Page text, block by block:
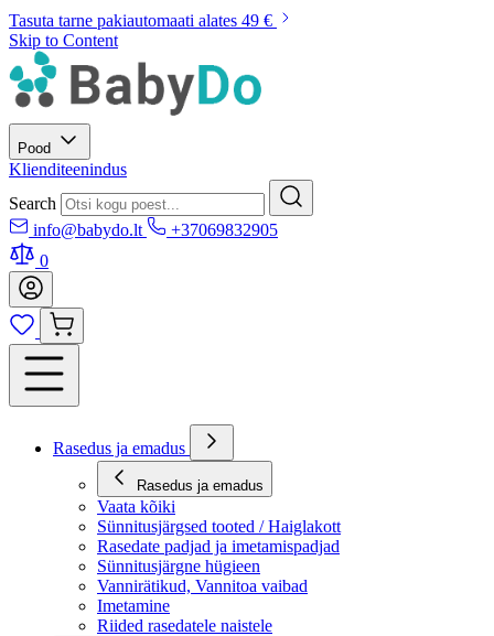
Tasuta tarne pakiautomaati alates 49 €
Skip to Content
Pood
Klienditeenindus
Search
info@babydo.lt
+37069832905
0
Rasedus ja emadus
Rasedus ja emadus
Vaata kõiki
Sünnitusjärgsed tooted / Haiglakott
Rasedate padjad ja imetamispadjad
Sünnitusjärgne hügieen
Vannirätikud, Vannitoa vaibad
Imetamine
Riided rasedatele naistele